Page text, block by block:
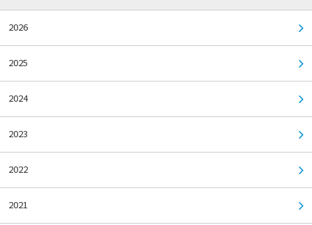
2026
2025
2024
2023
2022
2021